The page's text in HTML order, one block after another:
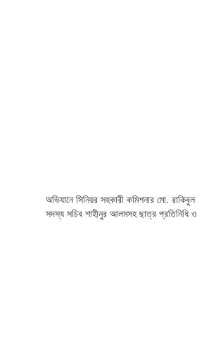
অভিযানে সিনিয়র সহকারী কমিশনার মো.
সদস্য সচিব শাহীনুর আলমসহ ছাত্র প্রতিনিধি